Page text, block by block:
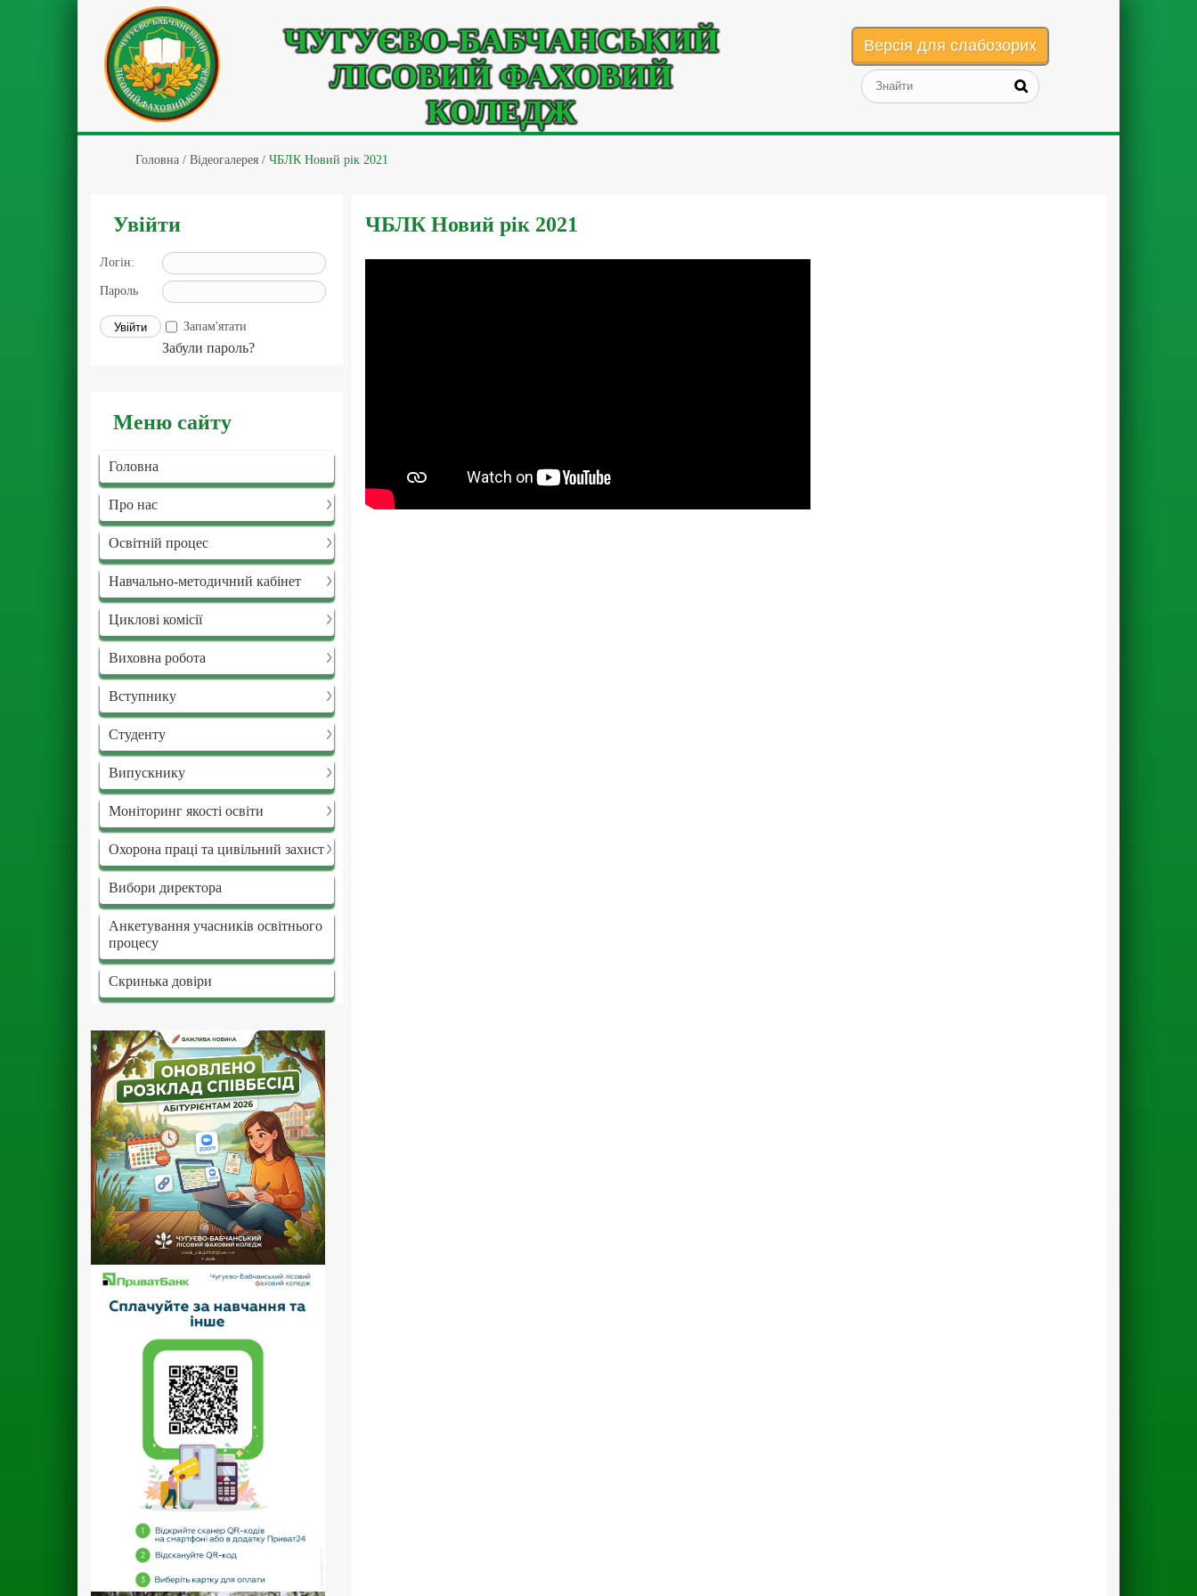
ЧУГУЄВО-БАБЧАНСЬКИЙ
ЛІСОВИЙ ФАХОВИЙ
КОЛЕДЖ
Версія для слабозорих
Головна / Відеогалерея / ЧБЛК Новий рік 2021
Увійти
Логін:
Пароль
Запам'ятати
Забули пароль?
Меню сайту
Головна
Про нас
Освітній процес
Навчально-методичний кабінет
Циклові комісії
Виховна робота
Вступнику
Студенту
Випускнику
Моніторинг якості освіти
Охорона праці та цивільний захист
Вибори директора
Анкетування учасників освітнього
процесу
Скринька довіри
ЧБЛК Новий рік 2021